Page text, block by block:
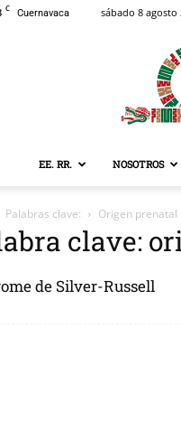
C Cuernavaca sábado 8 agosto
EE. RR. NOSOTROS
Palabras clave: Origen prenatal
clave:
de Silver-Russell